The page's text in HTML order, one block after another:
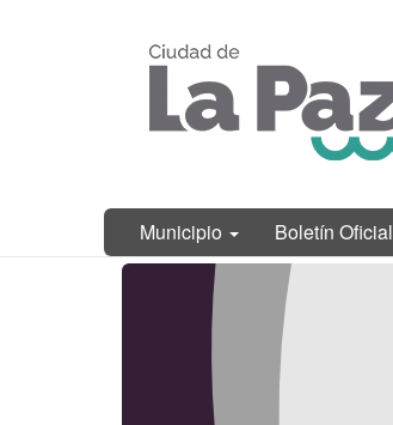
de La Paz,
Entre Ríos
Municipio Boletín Oficial
Contenido
principal